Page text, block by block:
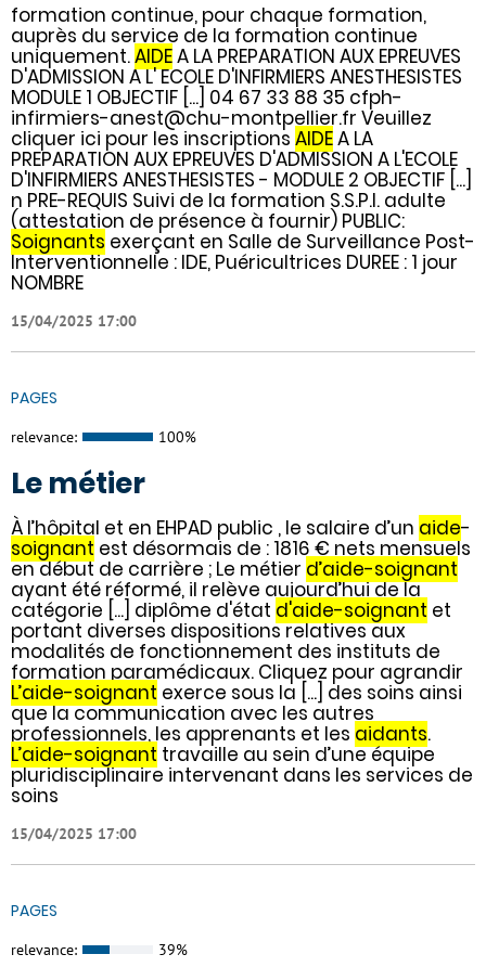
formation continue, pour chaque formation,
auprès du service de la formation continue
uniquement.AIDEA LA PREPARATION AUX EPREUVES
D'ADMISSION A L' ECOLE D'INFIRMIERS ANESTHESISTES
MODULE 1 OBJECTIF [...] 04 67 33 88 35 cfph-
infirmiers-anest@chu-montpellier.fr Veuillez
cliquer ici pour les inscriptions AIDEA LA
PREPARATION AUX EPREUVES D'ADMISSION A L'ECOLE
D'INFIRMIERS ANESTHESISTES - MODULE 2 OBJECTIF [...]
n PRE-REQUIS Suivi de la formation S.S.P.I. adulte
(attestation de présence à fournir) PUBLIC:
Soignants exerçant en Salle de Surveillance Post-
Interventionnelle : IDE, Puéricultrices DUREE : 1 jour
NOMBRE
15/04/2025 17:00
PAGES
relevance: 100%
Le métier
À l’hôpital et en EHPAD public , le salaire d’un aide-
soignant est désormais de : 1816 € nets mensuels
en début de carrière ; Le métier d’aide-soignant
ayant été réformé, il relève aujourd’hui de la
catégorie [...] diplôme d'état d'aide-soignant et
portant diverses dispositions relatives aux
modalités de fonctionnement des instituts de
formation paramédicaux. Cliquez pour agrandir
L’aide-soignant exerce sous la [...] des soins ainsi
que la communication avec les autres
professionnels, les apprenants et les aidants.
L’aide-soignant travaille au sein d’une équipe
pluridisciplinaire intervenant dans les services de
soins
15/04/2025 17:00
PAGES
relevance: 39%